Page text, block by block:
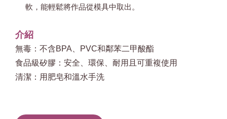
軟，能輕鬆將作品從模具中取出。
介紹
無毒：不含BPA、PVC和鄰苯二甲酸酯
食品級矽膠：安全、環保、耐用且可重複使用
清潔：用肥皂和溫水手洗